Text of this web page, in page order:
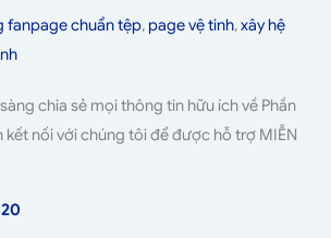
fanpage chuẩn tệp, page vệ tinh,xây hệ
chia sẻ mọi thông tin hữu ích về Phần
kết nối với chúng tôi để được hỗ trợ MIỄN